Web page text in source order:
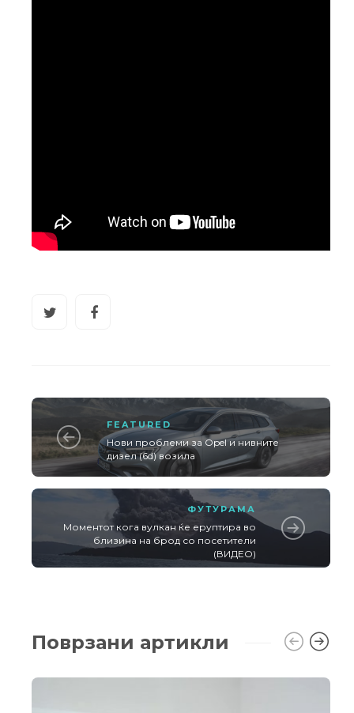
FEATURED
Нови проблеми за Opel и нивните
дизел (6d) возила
ФУТУРАМА
Моментот кога вулкан ќе еруптира во
близина на брод со посетители
(ВИДЕО)
Поврзани артикли